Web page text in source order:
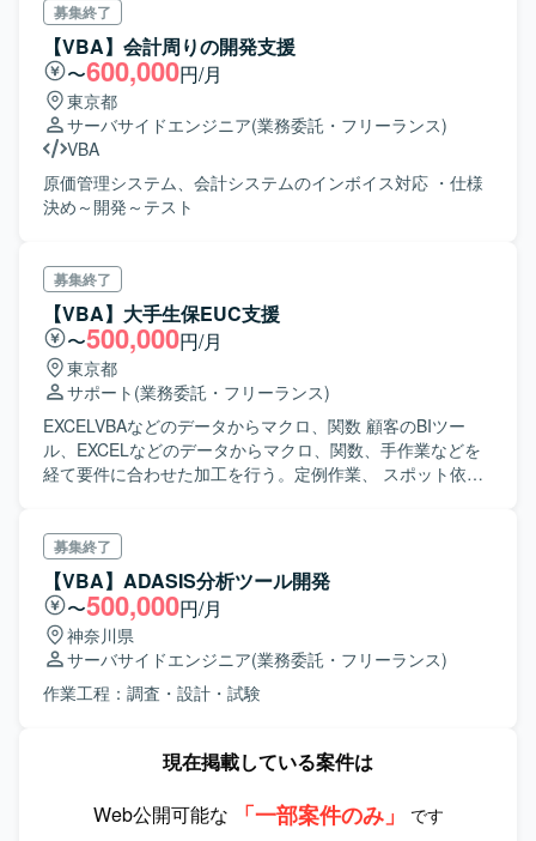
募集終了
【VBA】会計周りの開発支援
〜600,000円/月
東京都
サーバサイドエンジニア(業務委託・フリーランス)
VBA
原価管理システム、会計システムのインボイス対応 ・仕様
決め～開発～テスト
募集終了
【VBA】大手生保EUC支援
〜500,000円/月
東京都
サポート (業務委託・フリーランス)
EXCELVBAなどのデータからマクロ、関数 顧客のBIツー
ル、EXCELなどのデータからマクロ、関数、手作業などを
経て要件に合わせた加工を行う。定例作業、 スポット依頼
要件に合わせた加工を行う
募集終了
【VBA】ADASIS分析ツール開発
〜500,000円/月
神奈川県
サーバサイドエンジニア(業務委託・フリーランス)
作業工程：調査・設計・試験
現在掲載している案件は
Web公開可能な
「一部案件のみ」 です